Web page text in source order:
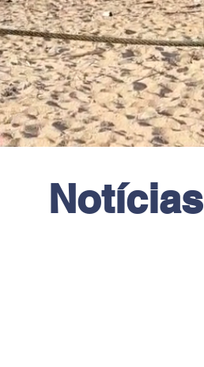
Notícias